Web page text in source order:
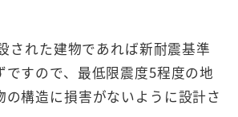
された建物であれば新耐震基準
ですので、最低限震度5程度の地
の構造に損害がないように設計さ